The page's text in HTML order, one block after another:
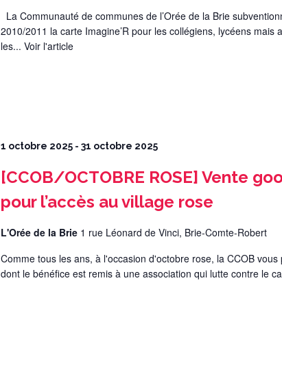
La Communauté de communes de l’Orée de la Brie
2010/2011 la carte Imagine’R pour les collégiens, lycéens mais
les... Voir l'article
1 octobre 2025- 31 octobre 2025
[CCOB/OCTOBRE ROSE] Vente
pour l’accès au village rose
L'Orée de la Brie 1 rue Léonard de Vinci, Brie-Comte-Robert
Comme tous les ans, à l'occasion d'octobre rose, la CCOB
dont le bénéfice est remis à une association qui lutte contre le